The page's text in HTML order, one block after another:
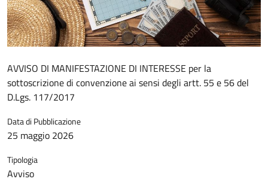
AVVISO DI MANIFESTAZIONE DI INTERESSE per la
sottoscrizione di convenzione ai sensi degli artt. 55 e 56 del
D.Lgs. 117/2017
Data di Pubblicazione
25 maggio 2026
Tipologia
Avviso